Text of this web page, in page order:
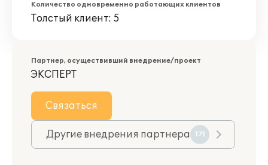
Количество одновременно работающих клиентов
Толстый клиент: 5
Партнер, осуществивший внедрение/проект
ЭКСПЕРТ
Связаться
Другие внедрения партнера 171